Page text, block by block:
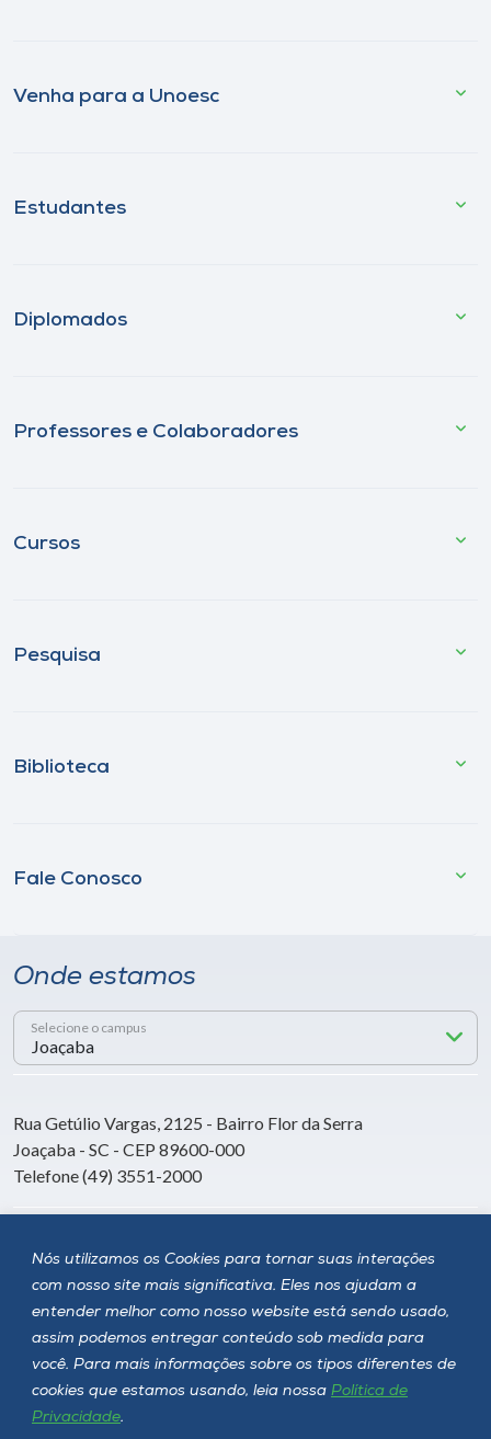
Nós utilizamos os Cookies para tornar suas interações
com nosso site mais significativa. Eles nos ajudam a
entender melhor como nosso website está sendo usado,
assim podemos entregar conteúdo sob medida para
você. Para mais informações sobre os tipos diferentes de
cookies que estamos usando, leia nossa Política de
Privacidade.
Venha para a Unoesc
Estudantes
Diplomados
Professores e Colaboradores
Cursos
Pesquisa
Biblioteca
Fale Conosco
Onde estamos
Selecione o campus
Rua Getúlio Vargas, 2125 - Bairro Flor da Serra
Joaçaba - SC - CEP 89600-000
Telefone (49) 3551-2000
Siga a Unoesc